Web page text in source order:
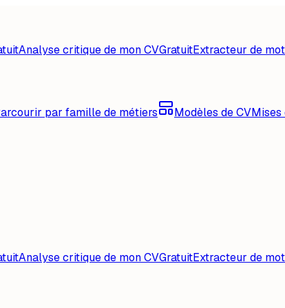
Analyse critique de mon CVGratuitExtracteur de
par famille de métiers Modèles de CVMises
Analyse critique de mon CVGratuitExtracteur de